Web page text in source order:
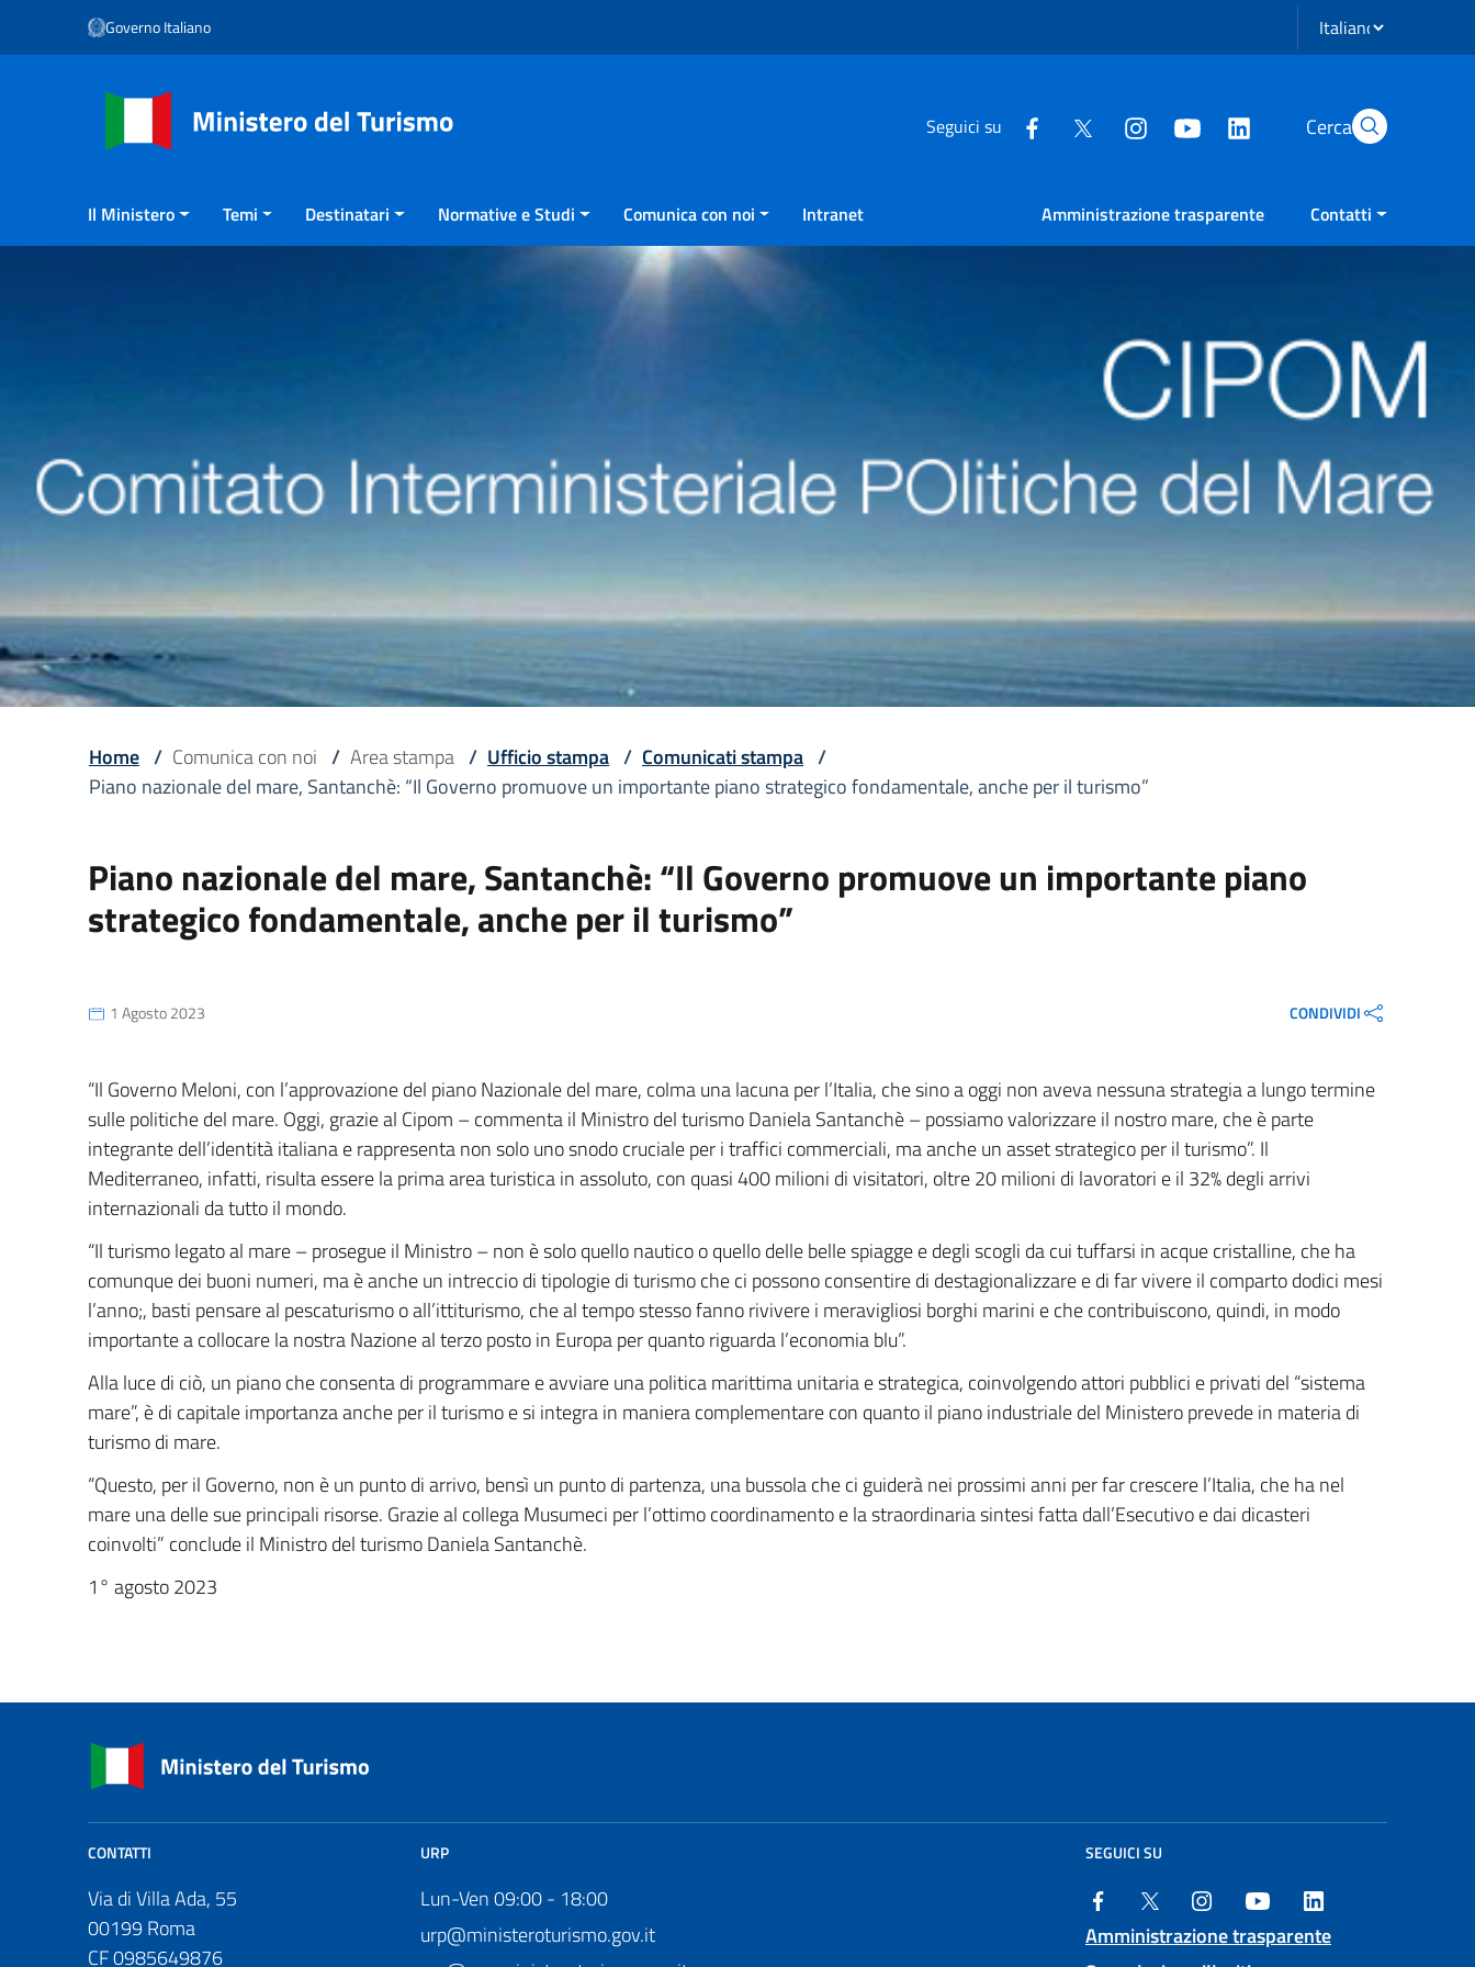
Vai ai contenuti
Vai al menu di navigazione
Governo Italiano Seleziona lingua
Seguici su Cerca
Il Ministero Temi Destinatari Normative e Studi Comunica con noi Intranet Amministrazione trasparente Contatti
Home / Comunica con noi / Area stampa / Ufficio stampa / Comunicati stampa /
Piano nazionale del mare, Santanchè: “Il Governo promuove un importante piano strategico fondamentale, anche per il turismo”
Piano nazionale del mare, Santanchè: “Il Governo promuove un importante piano
strategico fondamentale, anche per il turismo”
1 Agosto 2023 CONDIVIDI
“Il Governo Meloni, con l’approvazione del piano Nazionale del mare, colma una lacuna per l’Italia, che sino a oggi non aveva nessuna strategia a lungo termine
sulle politiche del mare. Oggi, grazie al Cipom – commenta il Ministro del turismo Daniela Santanchè – possiamo valorizzare il nostro mare, che è parte
integrante dell’identità italiana e rappresenta non solo uno snodo cruciale per i traffici commerciali, ma anche un asset strategico per il turismo”. Il
Mediterraneo, infatti, risulta essere la prima area turistica in assoluto, con quasi 400 milioni di visitatori, oltre 20 milioni di lavoratori e il 32% degli arrivi
internazionali da tutto il mondo.
“Il turismo legato al mare – prosegue il Ministro – non è solo quello nautico o quello delle belle spiagge e degli scogli da cui tuffarsi in acque cristalline, che ha
comunque dei buoni numeri, ma è anche un intreccio di tipologie di turismo che ci possono consentire di destagionalizzare e di far vivere il comparto dodici mesi
l’anno;, basti pensare al pescaturismo o all’ittiturismo, che al tempo stesso fanno rivivere i meravigliosi borghi marini e che contribuiscono, quindi, in modo
importante a collocare la nostra Nazione al terzo posto in Europa per quanto riguarda l’economia blu”.
Alla luce di ciò, un piano che consenta di programmare e avviare una politica marittima unitaria e strategica, coinvolgendo attori pubblici e privati del “sistema
mare”, è di capitale importanza anche per il turismo e si integra in maniera complementare con quanto il piano industriale del Ministero prevede in materia di
turismo di mare.
“Questo, per il Governo, non è un punto di arrivo, bensì un punto di partenza, una bussola che ci guiderà nei prossimi anni per far crescere l’Italia, che ha nel
mare una delle sue principali risorse. Grazie al collega Musumeci per l’ottimo coordinamento e la straordinaria sintesi fatta dall’Esecutivo e dai dicasteri
coinvolti” conclude il Ministro del turismo Daniela Santanchè.
1° agosto 2023
CONTATTI
Via di Villa Ada, 55
00199 Roma
CF 0985649876
URP
Lun-Ven 09:00 - 18:00
urp@ministeroturismo.gov.it
SEGUICI SU
Amministrazione trasparente